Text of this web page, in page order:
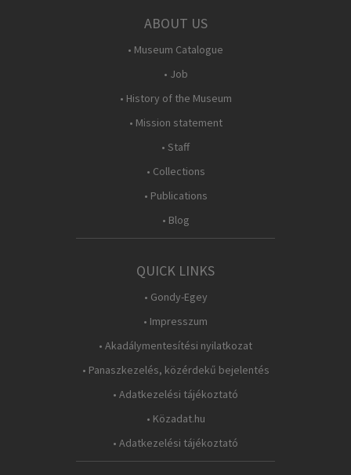
ABOUT US
• Museum Catalogue
• Job
• History of the Museum
• Mission statement
• Staff
• Collections
• Publications
• Blog
QUICK LINKS
• Gondy-Egey
• Impresszum
• Akadálymentesítési nyilatkozat
• Panaszkezelés, közérdekű bejelentés
• Adatkezelési tájékoztató
• Közadat.hu
• Adatkezelési tájékoztató